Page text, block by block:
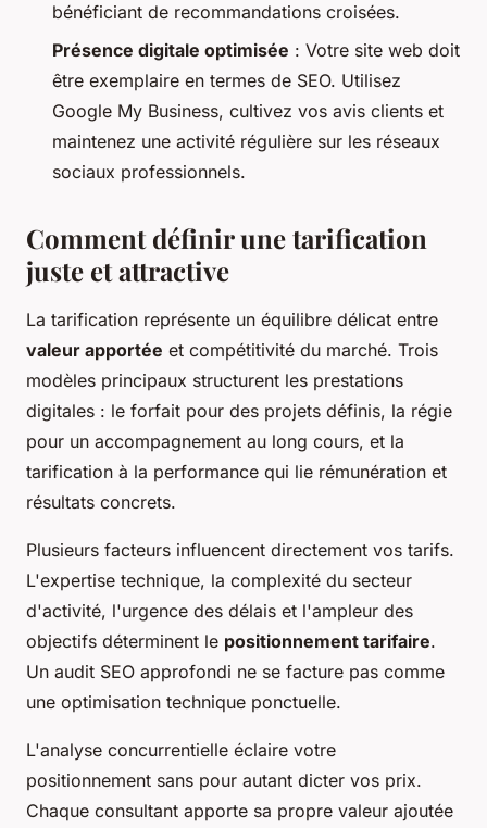
bénéficiant de recommandations croisées.
Présence digitale optimisée : Votre site web doit
être exemplaire en termes de SEO. Utilisez
Google My Business, cultivez vos avis clients et
maintenez une activité régulière sur les réseaux
sociaux professionnels.
Comment définir une tarification
juste et attractive
La tarification représente un équilibre délicat entre
valeur apportée et compétitivité du marché. Trois
modèles principaux structurent les prestations
digitales : le forfait pour des projets définis, la régie
pour un accompagnement au long cours, et la
tarification à la performance qui lie rémunération et
résultats concrets.
Plusieurs facteurs influencent directement vos tarifs.
L'expertise technique, la complexité du secteur
d'activité, l'urgence des délais et l'ampleur des
objectifs déterminent le positionnement tarifaire.
Un audit SEO approfondi ne se facture pas comme
une optimisation technique ponctuelle.
L'analyse concurrentielle éclaire votre
positionnement sans pour autant dicter vos prix.
Chaque consultant apporte sa propre valeur ajoutée